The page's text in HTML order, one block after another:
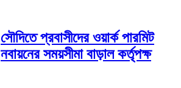
সৌদিতে প্রবাসীদের ওয়ার্ক পারমিট
নবায়নের সময়সীমা বাড়াল কর্তৃপক্ষ